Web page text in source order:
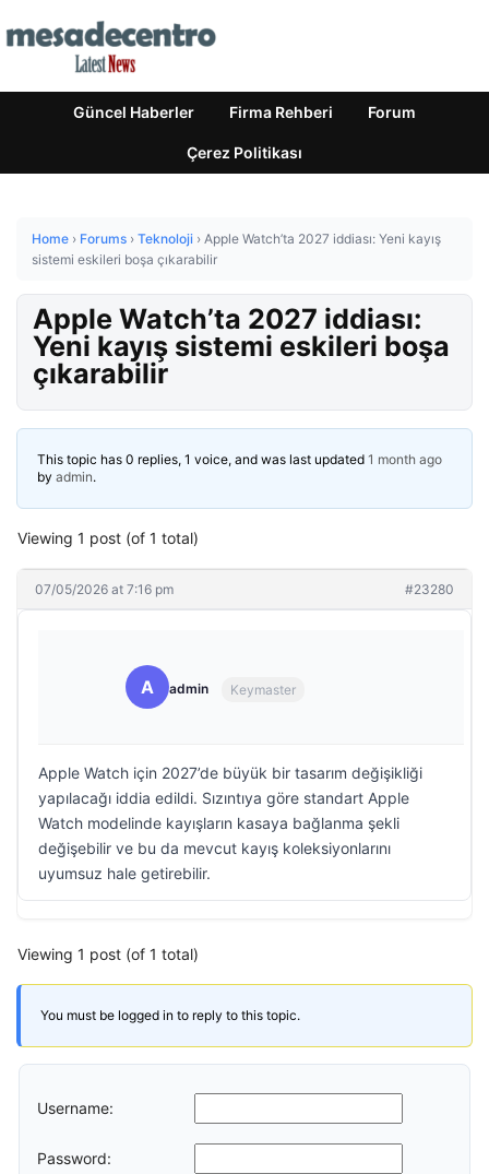
Güncel Haberler Firma Rehberi Forum
Çerez Politikası
Home › Forums › Teknoloji › Apple Watch’ta 2027 iddiası: Yeni kayış
sistemi eskileri boşa çıkarabilir
Apple Watch’ta 2027 iddiası:
Yeni kayış sistemi eskileri boşa
çıkarabilir
This topic has 0 replies, 1 voice, and was last updated 1 month ago
by admin.
Viewing 1 post (of 1 total)
07/05/2026 at 7:16 pm #23280
A admin Keymaster
Apple Watch için 2027’de büyük bir tasarım değişikliği
yapılacağı iddia edildi. Sızıntıya göre standart Apple
Watch modelinde kayışların kasaya bağlanma şekli
değişebilir ve bu da mevcut kayış koleksiyonlarını
uyumsuz hale getirebilir.
Viewing 1 post (of 1 total)
You must be logged in to reply to this topic.
Username:
Password: